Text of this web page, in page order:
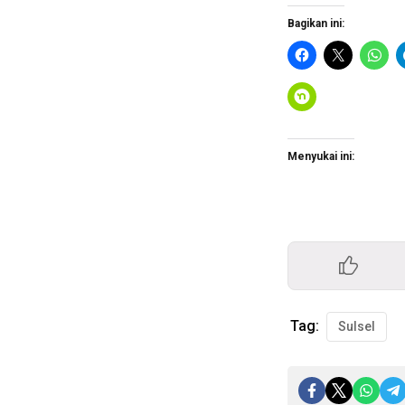
Bagikan ini:
Menyukai ini:
Tag: Sulsel